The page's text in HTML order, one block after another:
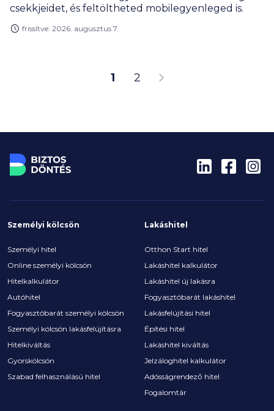
csekkjeidet, és feltöltheted mobilegyenleged is.
frissítve: 2026. augusztus 7.
1 2
Személyi kölcsön
Személyi hitel
Online személyi kölcsön
Hitelkalkulátor
Autóhitel
Fogyasztóbarát személyi kölcsön
Személyi kölcsön lakásfelújításra
Hitelkiváltás
Gyorskölcsön
Szabad felhasználású hitel
Lakáshitel
Otthon Start hitel
Lakáshitel kalkulátor
Lakáshitel új lakásra
Fogyasztóbarát lakáshitel
Lakásfelújítási hitel
Építési hitel
Lakáshitel kiváltás
Jelzáloghitel kalkulátor
Adósságrendező hitel
Fogalomtár